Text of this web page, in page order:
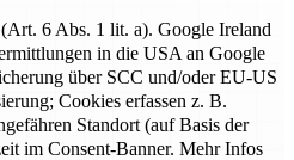
6 Abs. 1 lit. a). Google Ireland
in die USA an Google
über SCC und/oder EU-US
Cookies erfassen z. B.
Standort (auf Basis der
im Consent-Banner. Mehr Infos